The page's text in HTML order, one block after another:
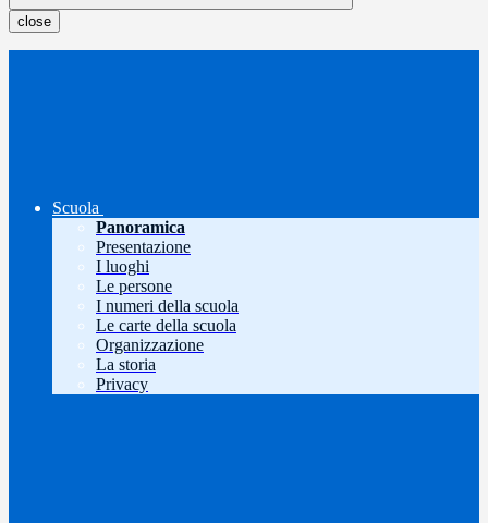
close
Scuola
Panoramica
Presentazione
I luoghi
Le persone
I numeri della scuola
Le carte della scuola
Organizzazione
La storia
Privacy